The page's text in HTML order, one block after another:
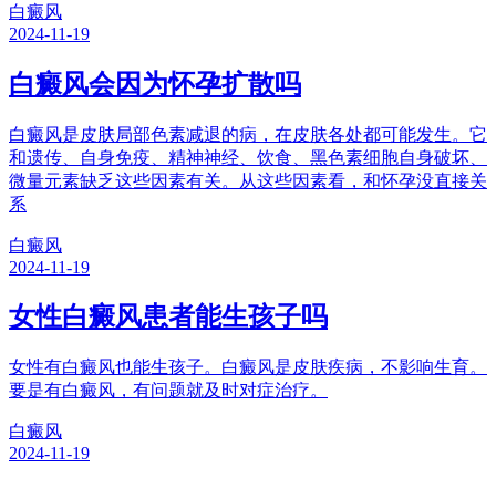
白癜风
2024-11-19
白癜风会因为怀孕扩散吗
白癜风是皮肤局部色素减退的病，在皮肤各处都可能发生。它
和遗传、自身免疫、精神神经、饮食、黑色素细胞自身破坏、
微量元素缺乏这些因素有关。从这些因素看，和怀孕没直接关
系
白癜风
2024-11-19
女性白癜风患者能生孩子吗
女性有白癜风也能生孩子。白癜风是皮肤疾病，不影响生育。
要是有白癜风，有问题就及时对症治疗。
白癜风
2024-11-19